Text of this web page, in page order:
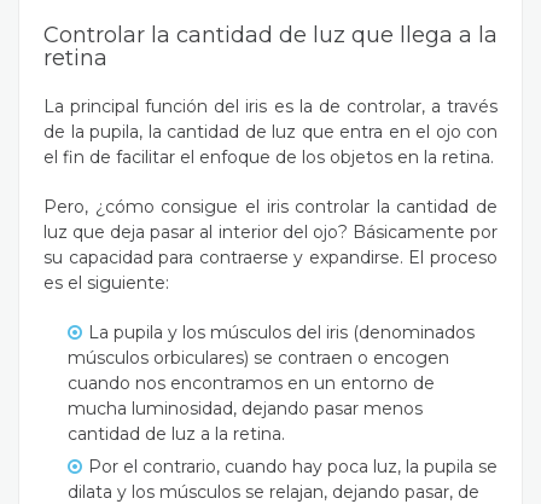
Controlar la cantidad de luz que llega a la
retina
La principal función del iris es la de controlar, a través
de la pupila, la cantidad de luz que entra en el ojo con
el fin de facilitar el enfoque de los objetos en la retina.
Pero, ¿cómo consigue el iris controlar la cantidad de
luz que deja pasar al interior del ojo? Básicamente por
su capacidad para contraerse y expandirse. El proceso
es el siguiente:
La pupila y los músculos del iris (denominados
músculos orbiculares) se contraen o encogen
cuando nos encontramos en un entorno de
mucha luminosidad, dejando pasar menos
cantidad de luz a la retina.
Por el contrario, cuando hay poca luz, la pupila se
dilata y los músculos se relajan, dejando pasar, de